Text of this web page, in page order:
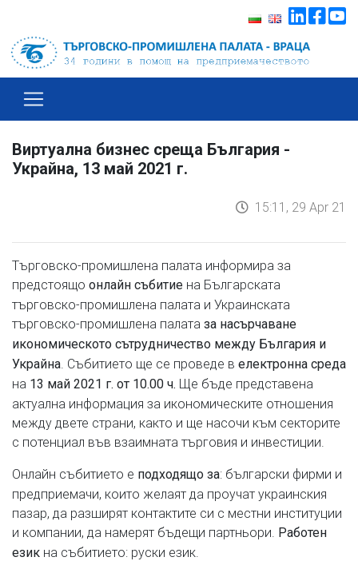
Виртуална бизнес среща България -
Украйна, 13 май 2021 г.
15:11, 29 Apr 21
Търговско-промишлена палата информира за
предстоящо онлайн събитие на Българската
търговско-промишлена палата и Украинската
търговско-промишлена палата за насърчаване
икономическото сътрудничество между България и
Украйна . Събитието ще се проведе в електронна среда
на 13 май 2021 г. от 10.00 ч. Ще бъде представена
актуална информация за икономическите отношения
между двете страни, както и ще насочи към секторите
с потенциал във взаимната търговия и инвестиции.
Онлайн събитието е подходящо за: български фирми и
предприемачи, които желаят да проучат украинския
пазар, да разширят контактите си с местни институции
и компании, да намерят бъдещи партньори. Работен
език на събитието: руски език.